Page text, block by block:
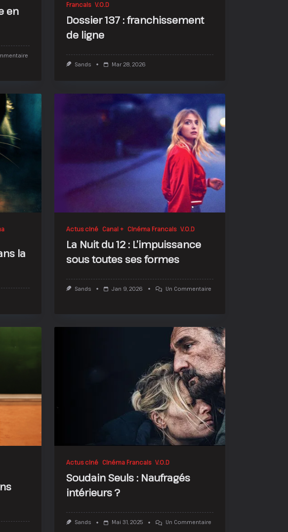
en
Sur
En
Francais V.O.D
Dossier 137 : franchissement
de ligne
Sands Mar 28, 2026
la
Actus ciné Canal + Cinéma Francais V.O.D
La Nuit du 12 : L’impuissance
sous toutes ses formes
Sands Jan 9, 2026 Un CommentaireSur
:
L’impuissance
Sous
Toutes
Ses
Formes
Actus ciné Cinéma Francais V.O.D
Soudain Seuls : Naufragés
intérieurs ?
Sands Mai 31, 2025 Un CommentaireSur